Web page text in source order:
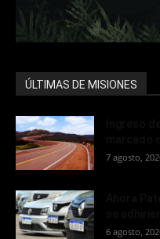
ÚLTIMAS DE MISIONES
7 agosto,
6 agosto,